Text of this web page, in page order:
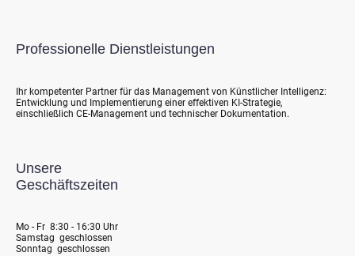
Professionelle Dienstleistungen
Ihr kompetenter Partner für das Management von Künstlicher Intelligenz:
Entwicklung und Implementierung einer effektiven KI-Strategie,
einschließlich CE-Management und technischer Dokumentation.
Unsere
Geschäftszeiten
Mo - Fr 8:30 - 16:30 Uhr
Samstag geschlossen
Sonntag geschlossen